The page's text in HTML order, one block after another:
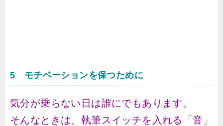
5 モチベーションを保つために
気分が乗らない日は誰にでもあります。
そんなときは、執筆スイッチを入れる「音」